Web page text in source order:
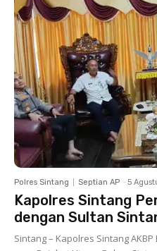
Polres Sintang Septian AP - 5
Kapolres Sintang
dengan Sultan
Sintang – Kapolres Sintang